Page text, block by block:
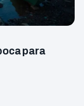
para